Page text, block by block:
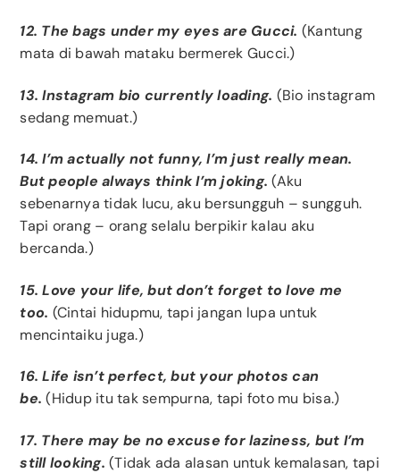
12. The bags under my eyes are Gucci. (Kantung
mata di bawah mataku bermerek Gucci.)
13. Instagram bio currently loading. (Bio instagram
sedang memuat.)
14. I’m actually not funny, I’m just really mean.
But people always think I’m joking.(Aku
sebenarnya tidak lucu, aku bersungguh – sungguh.
Tapi orang – orang selalu berpikir kalau aku
bercanda.)
15. Love your life, but don’t forget to love me
too. (Cintai hidupmu, tapi jangan lupa untuk
mencintaiku juga.)
16. Life isn’t perfect, but your photos can
be.(Hidup itu tak sempurna, tapi foto mu bisa.)
17. There may be no excuse for laziness, but I’m
still looking.(Tidak ada alasan untuk kemalasan, tapi